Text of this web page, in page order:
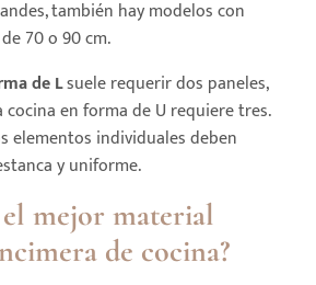
también hay modelos con
70 o 90 cm.
de Lsuele requerir dos paneles,
en forma de U requiere tres.
elementos individuales deben
y uniforme.
el mejor material
de cocina?